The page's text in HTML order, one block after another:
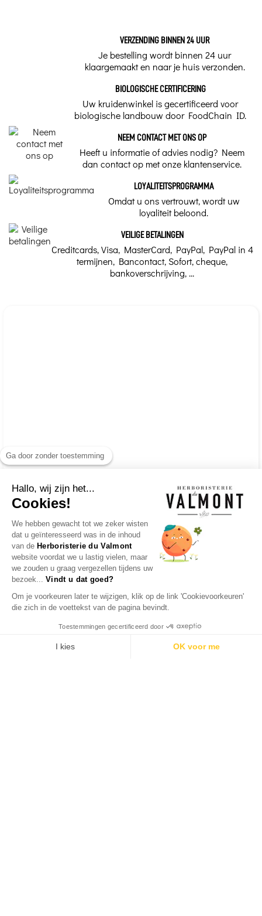
Ga door zonder toestemming
Hallo, wij zijn het...
Cookies!
We hebben gewacht tot we zeker wisten
dat u geïnteresseerd was in de inhoud
van de Herboristerie du Valmont
website voordat we u lastig vielen, maar
we zouden u graag vergezellen tijdens uw
bezoek... Vindt u dat goed?
Om je voorkeuren later te wijzigen, klik op de link 'Cookievoorkeuren'
die zich in de voettekst van de pagina bevindt.
Toestemmingen gecertificeerd door
I kies OK voor me
VERZENDING BINNEN 24 UUR
Je bestelling wordt binnen 24 uur
klaargemaakt en naar je huis verzonden.
BIOLOGISCHE CERTIFICERING
Uw kruidenwinkel is gecertificeerd voor
biologische landbouw door FoodChain ID.
NEEM CONTACT MET ONS OP
Heeft u informatie of advies nodig? Neem
dan contact op met onze klantenservice.
LOYALITEITSPROGRAMMA
Omdat u ons vertrouwt, wordt uw
loyaliteit beloond.
VEILIGE BETALINGEN
Creditcards, Visa, MasterCard, PayPal, PayPal in 4
termijnen, Bancontact, Sofort, cheque,
bankoverschrijving, ...